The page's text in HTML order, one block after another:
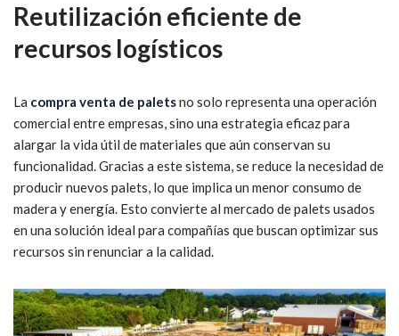
Reutilización eficiente de
recursos logísticos
La compra venta de paletsno solo representa una operación
comercial entre empresas, sino una estrategia eficaz para
alargar la vida útil de materiales que aún conservan su
funcionalidad. Gracias a este sistema, se reduce la necesidad de
producir nuevos palets, lo que implica un menor consumo de
madera y energía. Esto convierte al mercado de palets usados
en una solución ideal para compañías que buscan optimizar sus
recursos sin renunciar a la calidad.